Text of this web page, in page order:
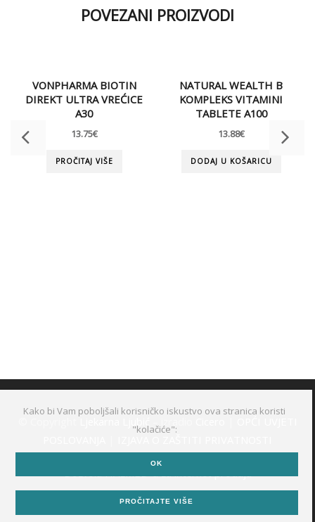
Kako bi Vam poboljšali korisničko iskustvo ova stranica koristi
"kolačiće":
OK
PROČITAJTE VIŠE
POVEZANI PROIZVODI
VONPHARMA BIOTIN
DIREKT ULTRA VREĆICE
A30
13.75€
PROČITAJ VIŠE
NATURAL WEALTH B
KOMPLEKS VITAMINI
TABLETE A100
13.88€
DODAJ U KOŠARICU
© CopyrightLjekarna Ljubić
Dozvola HALMED-a za internet prodaju